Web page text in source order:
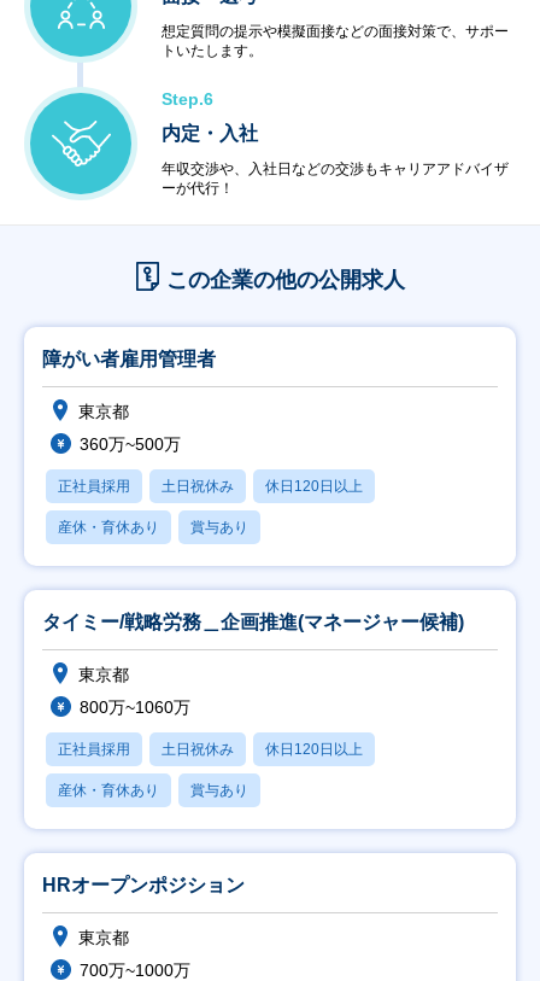
想定質問の提示や模擬面接などの面接対策で、サポー
トいたします。
Step.6
内定・入社
年収交渉や、入社日などの交渉もキャリアアドバイザ
ーが代行！
この企業の他の公開求人
障がい者雇用管理者
東京都
360万~500万
正社員採用 土日祝休み 休日120日以上
産休・育休あり 賞与あり
タイミー/戦略労務＿企画推進(マネージャー候補)
東京都
800万~1060万
正社員採用 土日祝休み 休日120日以上
産休・育休あり 賞与あり
HRオープンポジション
東京都
700万~1000万